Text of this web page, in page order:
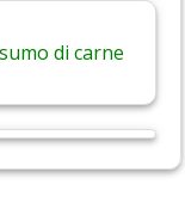
di carne